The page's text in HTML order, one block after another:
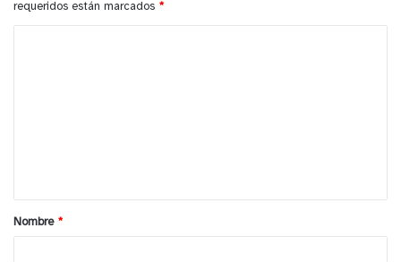
y tú, ¿qué opinas?
requeridos están marcados *
a
rNombre *